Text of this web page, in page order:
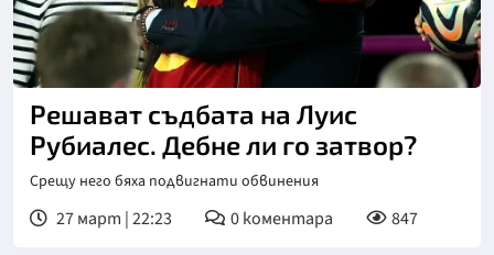
Решават съдбата на Луис
Рубиалес. Дебне ли го затвор?
Срещу него бяха подвигнати обвинения
27 март | 22:23 0коментара 847